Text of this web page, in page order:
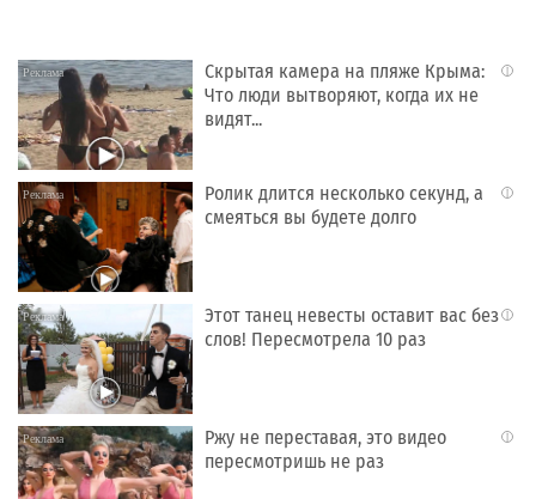
i
Скрытая камера на пляже Крыма:
Что люди вытворяют, когда их не
видят...
i
Ролик длится несколько секунд, а
смеяться вы будете долго
i
Этот танец невесты оставит вас без
слов! Пересмотрела 10 раз
i
Ржу не переставая, это видео
пересмотришь не раз